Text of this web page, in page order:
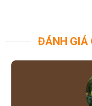
ĐÁNH GIÁ